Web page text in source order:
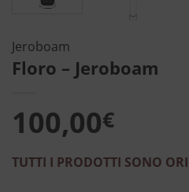
Jeroboam
Floro – Jeroboam
100,00€
TUTTI I PRODOTTI SONO